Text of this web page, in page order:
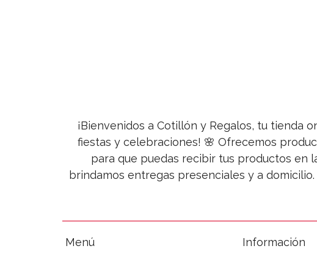
¡Bienvenidos a Cotillón y Regalos, tu tienda
fiestas y celebraciones! 🌸 Ofrecemos
para que puedas recibir tus productos en
brindamos entregas presenciales y a domicilio.
Menú Información